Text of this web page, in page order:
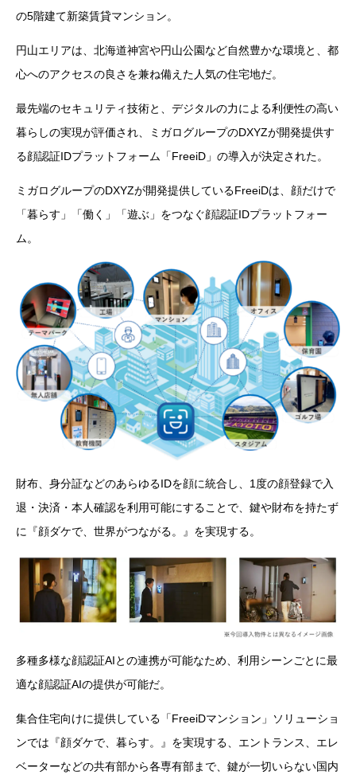
の5階建て新築賃貸マンション。
円山エリアは、北海道神宮や円山公園など自然豊かな環境と、都
心へのアクセスの良さを兼ね備えた人気の住宅地だ。
最先端のセキュリティ技術と、デジタルの力による利便性の高い
暮らしの実現が評価され、ミガログループのDXYZが開発提供す
る顔認証IDプラットフォーム「FreeiD」の導入が決定された。
ミガログループのDXYZが開発提供しているFreeiDは、顔だけで
「暮らす」「働く」「遊ぶ」をつなぐ顔認証IDプラットフォー
ム。
財布、身分証などのあらゆるIDを顔に統合し、1度の顔登録で入
退・決済・本人確認を利用可能にすることで、鍵や財布を持たず
に『顔ダケで、世界がつながる。』を実現する。
多種多様な顔認証AIとの連携が可能なため、利用シーンごとに最
適な顔認証AIの提供が可能だ。
集合住宅向けに提供している「FreeiDマンション」ソリューショ
ンでは『顔ダケで、暮らす。』を実現する、エントランス、エレ
ベーターなどの共有部から各専有部まで、鍵が一切いらない国内